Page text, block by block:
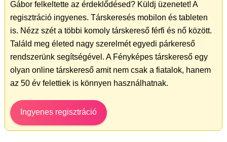
Gábor felkeltette az érdeklődésed? Küldj üzenetet! A
regisztráció ingyenes. Társkeresés mobilon és tableten
is. Nézz szét a többi komoly társkereső férfi és nő között.
Találd meg életed nagy szerelmét egyedi párkereső
rendszerünk segítségével. A Fényképes társkereső egy
olyan online társkereső amit nem csak a fiatalok, hanem
az 50 év felettiek is könnyen használhatnak.
Ingyenes regisztráció